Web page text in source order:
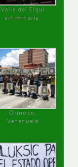
Valle del Elqui
sin minería.
Orinoco,
Venezuela